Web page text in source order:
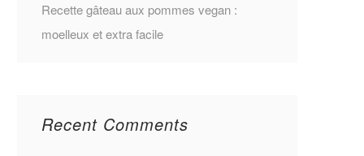
Recette gâteau aux pommes vegan :
moelleux et extra facile
Recent Comments